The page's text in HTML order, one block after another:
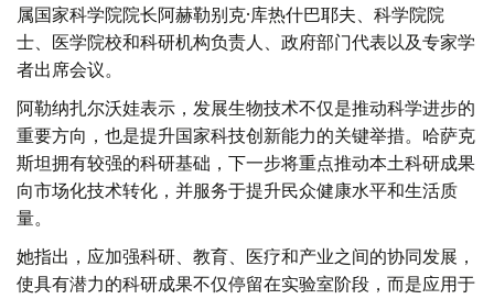
属国家科学院院长阿赫勒别克·库热什巴耶夫、科学院院
士、医学院校和科研机构负责人、政府部门代表以及专家学
者出席会议。
阿勒纳扎尔沃娃表示，发展生物技术不仅是推动科学进步的
重要方向，也是提升国家科技创新能力的关键举措。哈萨克
斯坦拥有较强的科研基础，下一步将重点推动本土科研成果
向市场化技术转化，并服务于提升民众健康水平和生活质
量。
她指出，应加强科研、教育、医疗和产业之间的协同发展，
使具有潜力的科研成果不仅停留在实验室阶段，而是应用于